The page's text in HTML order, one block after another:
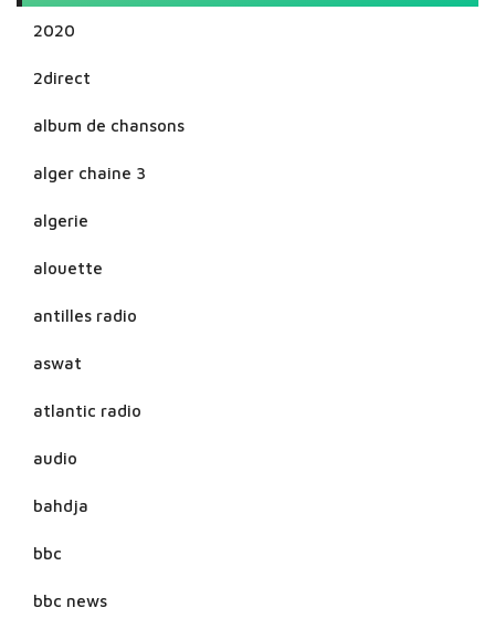
2020
2direct
album de chansons
alger chaine 3
algerie
alouette
antilles radio
aswat
atlantic radio
audio
bahdja
bbc
bbc news